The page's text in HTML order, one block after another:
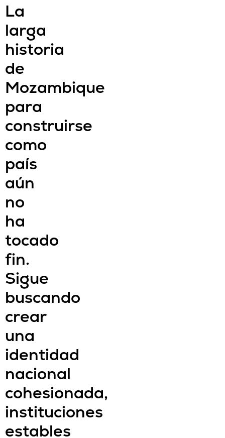
La
larga
historia
de
Mozambique
para
construirse
como
país
aún
no
ha
tocado
fin.
Sigue
buscando
crear
una
identidad
nacional
cohesionada,
instituciones
estables